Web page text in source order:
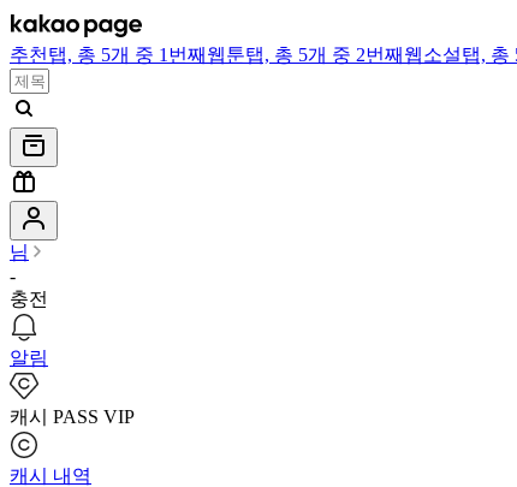
추천 탭, 총 5개 중 1번째 웹툰탭, 총 5개 중 2번째 웹소설탭, 총
님
-
충전
알림
캐시 PASS VIP
캐시 내역